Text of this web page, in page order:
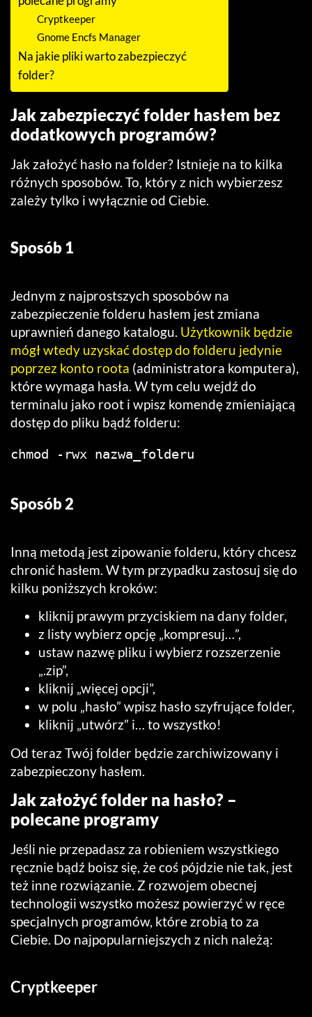
Cryptkeeper
Gnome Encfs Manager
Na jakie pliki warto zabezpieczyć
folder?
Jak zabezpieczyć folder hasłem bez
dodatkowych programów?
Jak założyć hasło na folder? Istnieje na to kilka
różnych sposobów. To, który z nich wybierzesz
zależy tylko i wyłącznie od Ciebie.
Sposób 1
Jednym z najprostszych sposobów na
zabezpieczenie folderu hasłem jest zmiana
uprawnień danego katalogu. Użytkownik będzie
mógł wtedy uzyskać dostęp do folderu jedynie
poprzez konto roota (administratora komputera),
które wymaga hasła. W tym celu wejdź do
terminalu jako root i wpisz komendę zmieniającą
dostęp do pliku bądź folderu:
chmod -rwx nazwa_folderu
Sposób 2
Inną metodą jest zipowanie folderu, który chcesz
chronić hasłem. W tym przypadku zastosuj się do
kilku poniższych kroków:
kliknij prawym przyciskiem na dany folder,
z listy wybierz opcję „kompresuj…”,
ustaw nazwę pliku i wybierz rozszerzenie
„.zip”,
kliknij „więcej opcji”,
w polu „hasło” wpisz hasło szyfrujące folder,
kliknij „utwórz” i… to wszystko!
Od teraz Twój folder będzie zarchiwizowany i
zabezpieczony hasłem.
Jak założyć folder na hasło? –
polecane programy
Jeśli nie przepadasz za robieniem wszystkiego
ręcznie bądź boisz się, że coś pójdzie nie tak, jest
też inne rozwiązanie. Z rozwojem obecnej
technologii wszystko możesz powierzyć w ręce
specjalnych programów, które zrobią to za
Ciebie. Do najpopularniejszych z nich należą:
Cryptkeeper